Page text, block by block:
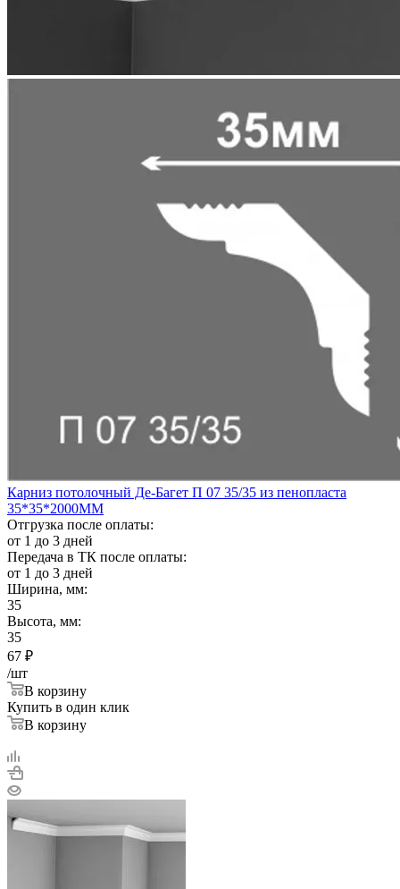
Карниз потолочный Де-Багет П 07 35/35 из пенопласта
35*35*2000ММ
Отгрузка после оплаты:
от 1 до 3 дней
Передача в ТК после оплаты:
от 1 до 3 дней
Ширина, мм:
35
Высота, мм:
35
67 ₽
/шт
В корзину
Купить в один клик
В корзину